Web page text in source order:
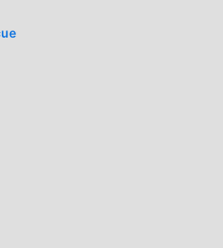
Spiel beginnen und die
die klassischen puzzle-
6.6. Gleichzeitig hat moddroid
mit allen puzzle-
Welt zu kommunizieren
sich moddroid
glücklich